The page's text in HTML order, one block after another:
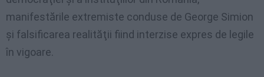
manifestările extremiste conduse de George Simion
şi falsificarea realităţii fiind interzise expres de legile
în vigoare.